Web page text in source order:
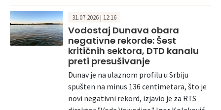
31.07.2026 | 12:16
Vodostaj Dunava obara
negativne rekorde: Šest
kritičnih sektora, DTD kanalu
preti presušivanje
Dunav je na ulaznom profilu u Srbiju
spušten na minus 136 centimetara, što je
novi negativni rekord, izjavio je za RTS